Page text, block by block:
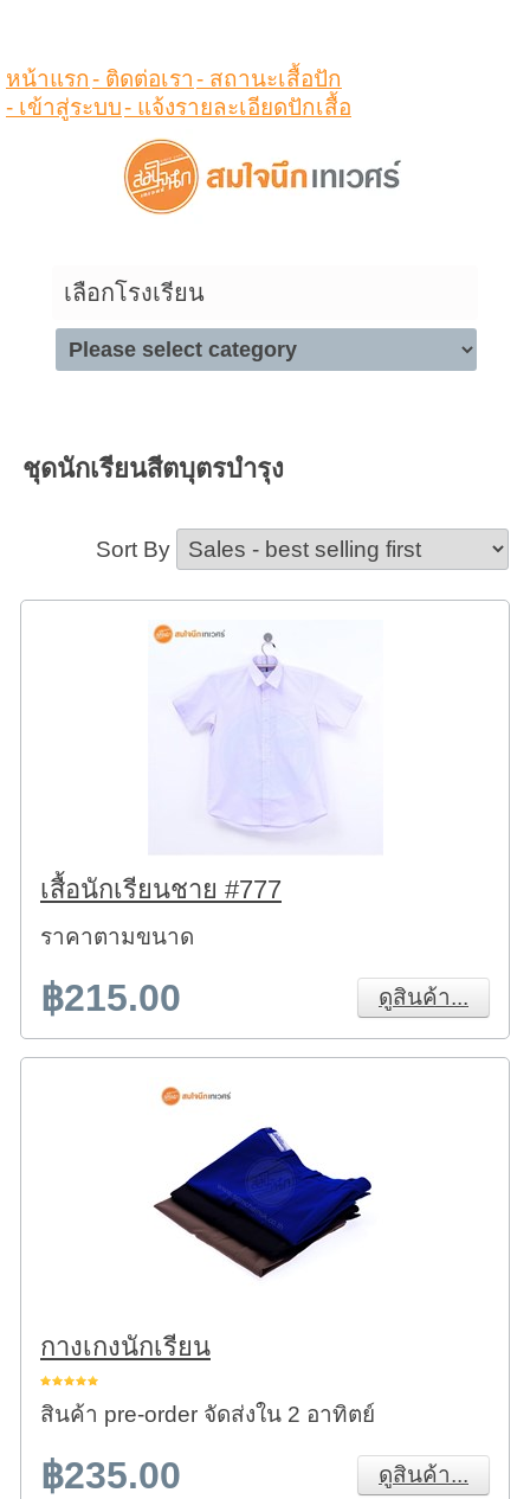
หน้าแรก- ติดต่อเรา- สถานะเสื้อปัก
- เข้าสู่ระบบ- แจ้งรายละเอียดปักเสื้อ
เลือกโรงเรียน
ชุดนักเรียนสีตบุตรบำรุง
Sort By
เสื้อนักเรียนชาย #777
ราคาตามขนาด
฿215.00 ดูสินค้า...
กางเกงนักเรียน
สินค้า pre-order จัดส่งใน 2 อาทิตย์
฿235.00 ดูสินค้า...